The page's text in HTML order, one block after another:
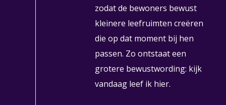
zodat de bewoners bewust
kleinere leefruimten creëren
die op dat moment bij hen
passen. Zo ontstaat een
grotere bewustwording: kijk
vandaag leef ik hier.